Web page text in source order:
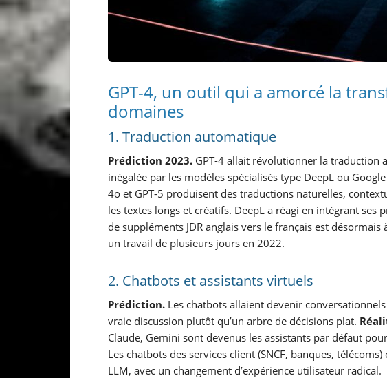
GPT-4, un outil qui a amorcé la
domaines
1. Traduction automatique
Prédiction 2023. GPT-4 allait révolutionner la traduction
inégalée par les modèles spécialisés type DeepL ou
4o et GPT-5 produisent des traductions naturelles,
les textes longs et créatifs. DeepL a réagi en intégrant ses
de suppléments JDR anglais vers le français est désormais
un travail de plusieurs jours en 2022.
2. Chatbots et assistants virtuels
Prédiction. Les chatbots allaient devenir
vraie discussion plutôt qu’un arbre de décisions plat.
Claude, Gemini sont devenus les assistants par défaut
Les chatbots des services client (SNCF, banques,
LLM, avec un changement d’expérience utilisateur radical.